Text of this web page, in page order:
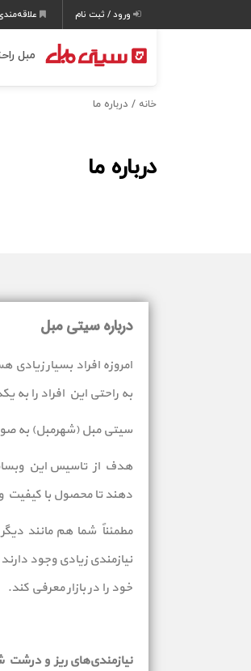
ورود / ثبت نام
مبل
خانه / درباره ما
درباره ما
درباره سیتی مبل
امروزه افراد بسیار
به راحتی این افراد را به
سیتی مبل (شهرمبل) به
هدف از تاسیس این
دهند تا محصول با کیفیت
مطمئناً شما هم مانند
نیازمندی زیادی وجود
خود را در بازار معرفی کند.
نیازمندی‌های ریز و